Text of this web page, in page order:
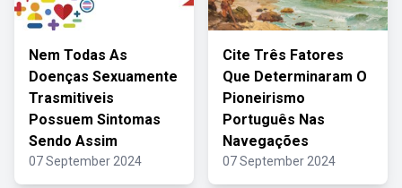
Nem Todas As
Doenças Sexuamente
Trasmitiveis
Possuem Sintomas
Sendo Assim
07 September 2024
Cite Três Fatores
Que Determinaram O
Pioneirismo
Português Nas
Navegações
07 September 2024